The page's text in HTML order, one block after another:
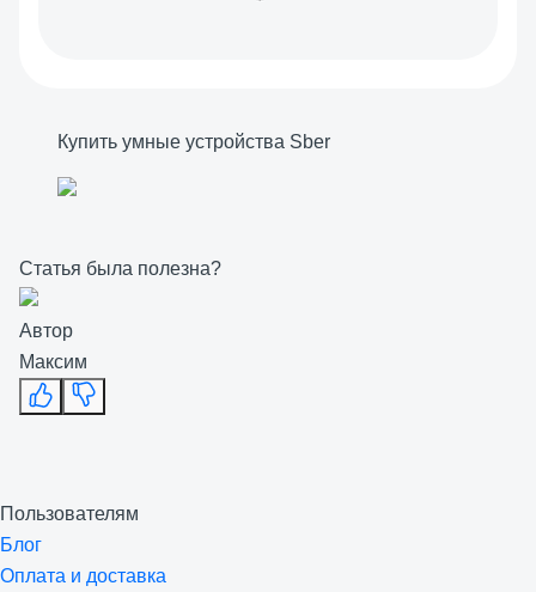
Купить умные устройства Sber
Статья была полезна?
Автор
Максим
Пользователям
Блог
Оплата и доставка